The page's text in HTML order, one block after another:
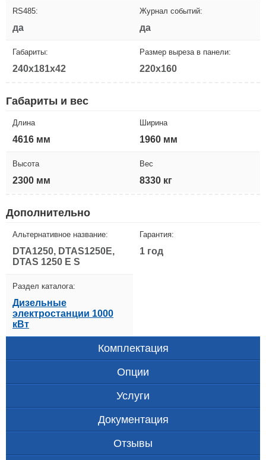
RS485:
да
Журнал событий:
да
Габариты:
240x181x42
Размер выреза в панели:
220x160
Габариты и вес
Длина
4616 мм
Ширина
1960 мм
Высота
2300 мм
Вес
8330 кг
Дополнительно
Альтернативное название:
DTA1250, DTAS1250E,
DTAS 1250 E S
Гарантия:
1 год
Раздел каталога:
Дизельные
электростанции 1000
кВт
Комплектация
Опции
Услуги
Документация
Отзывы